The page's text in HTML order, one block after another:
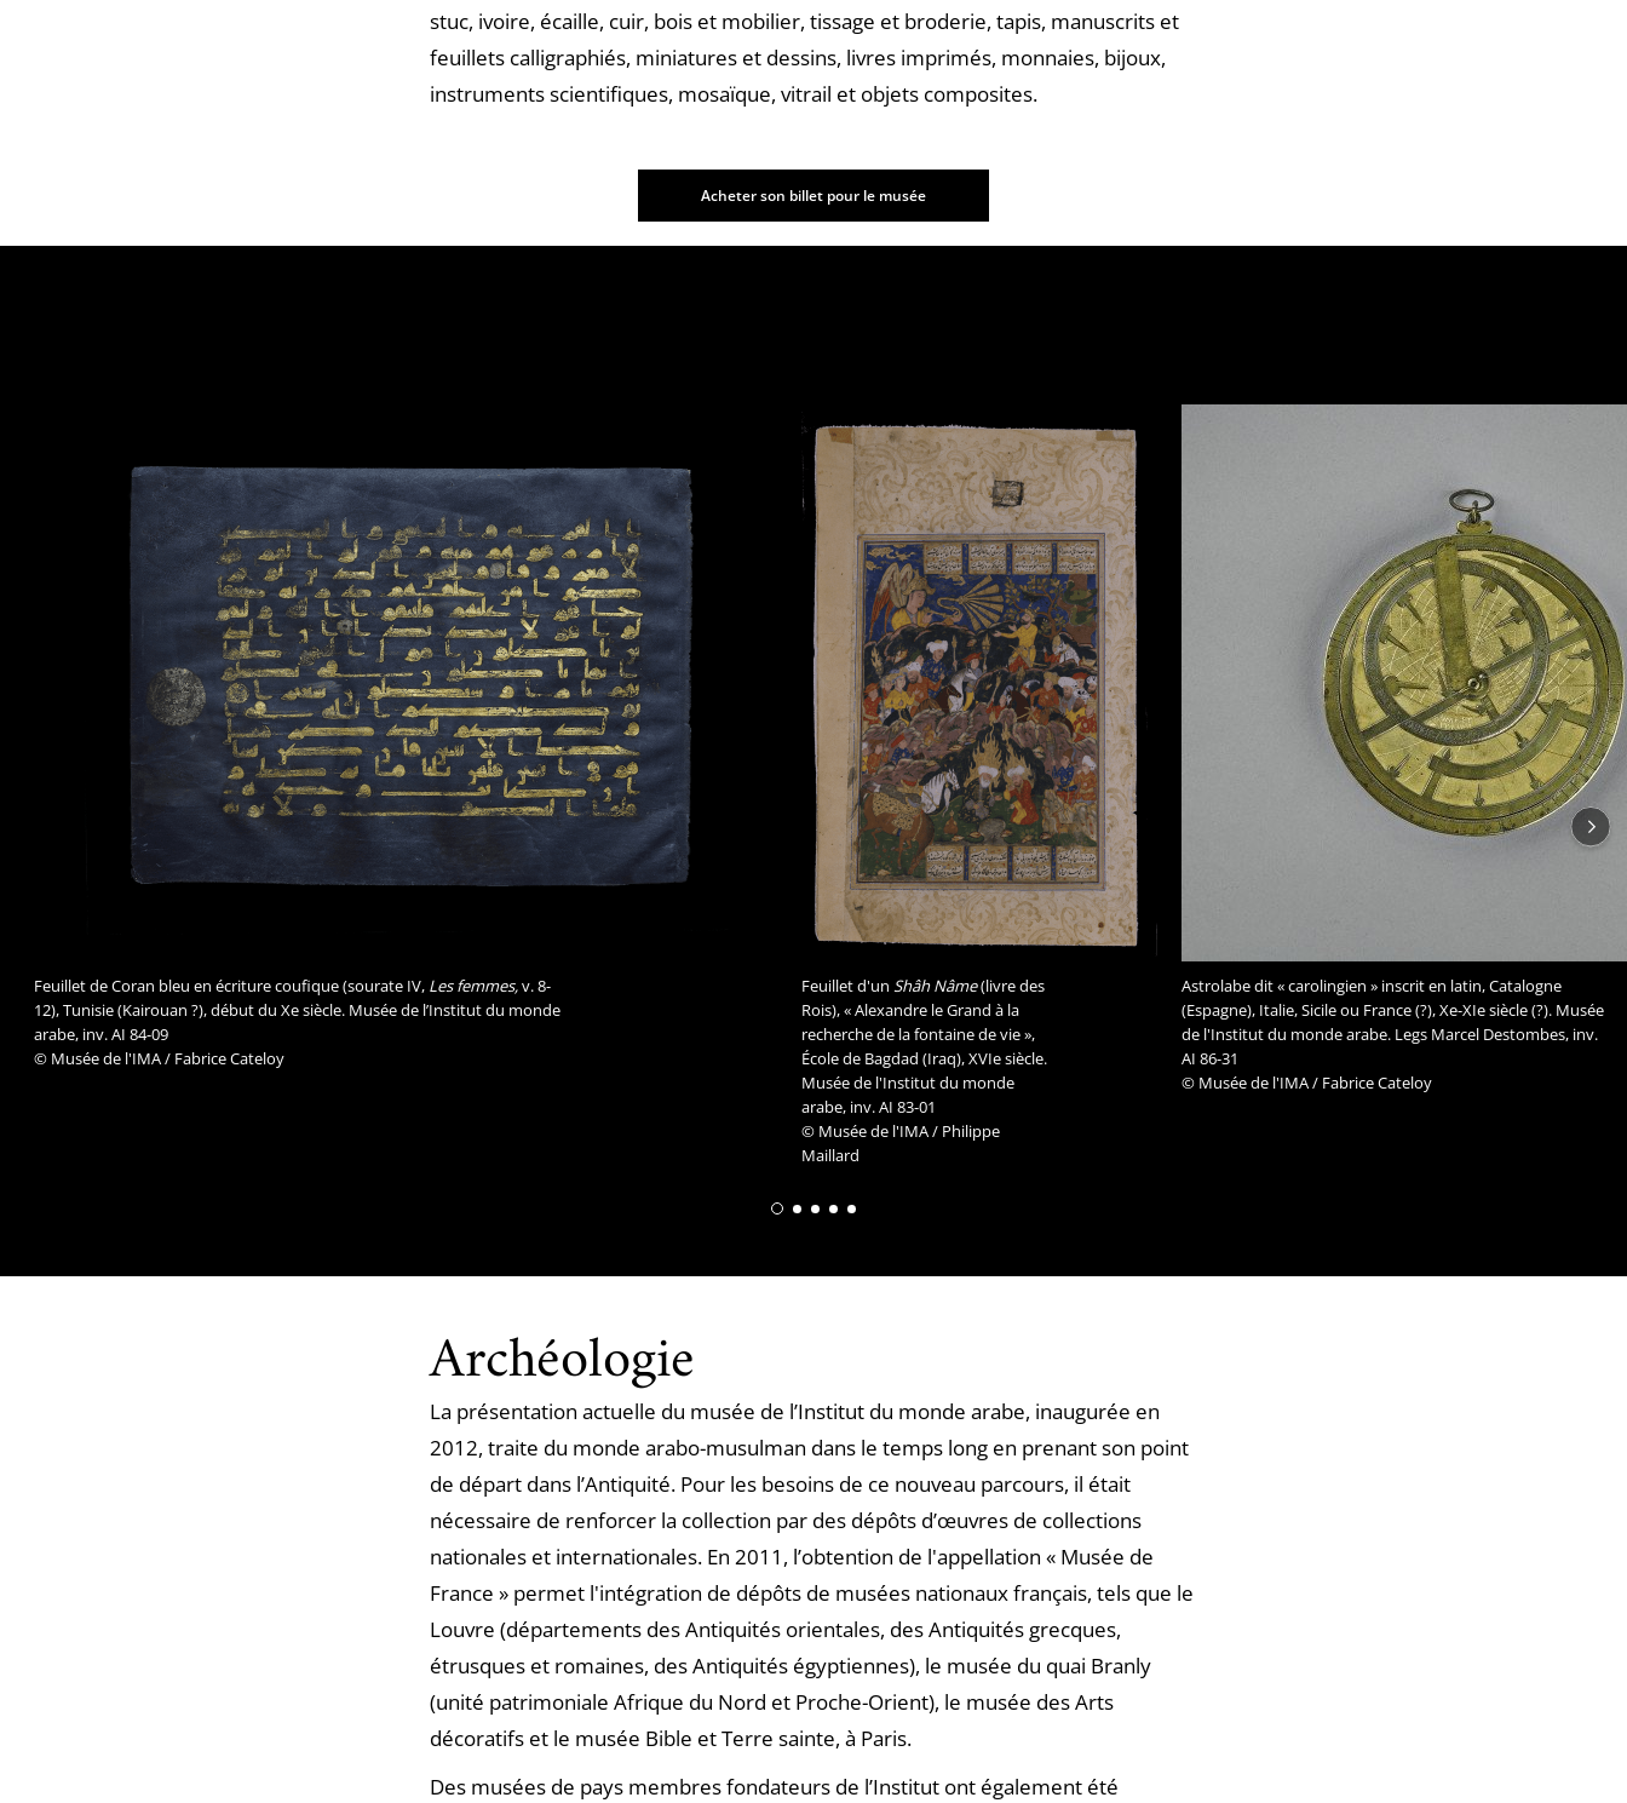
stuc, ivoire, écaille, cuir, bois et mobilier, tissage et broderie, tapis, manuscrits et
feuillets calligraphiés, miniatures et dessins, livres imprimés, monnaies, bijoux,
instruments scientifiques, mosaïque, vitrail et objets composites.
Acheter son billet pour le musée
Feuillet de Coran bleu en écriture coufique (sourate IV, Les femmes,v. 8-
12), Tunisie (Kairouan ?), début du Xe siècle. Musée de l’Institut du monde
arabe, inv. AI 84-09
© Musée de l'IMA / Fabrice Cateloy
Feuillet d'un Shâh Nâme(livre des
Rois), « Alexandre le Grand à la
recherche de la fontaine de vie »,
École de Bagdad (Iraq), XVIe siècle.
Musée de l'Institut du monde
arabe, inv. AI 83-01
© Musée de l'IMA / Philippe
Maillard
Astrolabe dit « carolingien » inscrit en latin, Catalogne
(Espagne), Italie, Sicile ou France (?), Xe-XIe siècle (?). Musée
de l'Institut du monde arabe. Legs Marcel Destombes, inv.
AI 86-31
© Musée de l'IMA / Fabrice Cateloy
Archéologie
La présentation actuelle du musée de l’Institut du monde arabe, inaugurée en
2012, traite du monde arabo-musulman dans le temps long en prenant son point
de départ dans l’Antiquité. Pour les besoins de ce nouveau parcours, il était
nécessaire de renforcer la collection par des dépôts d’œuvres de collections
nationales et internationales. En 2011, l’obtention de l'appellation « Musée de
France » permet l'intégration de dépôts de musées nationaux français, tels que le
Louvre (départements des Antiquités orientales, des Antiquités grecques,
étrusques et romaines, des Antiquités égyptiennes), le musée du quai Branly
(unité patrimoniale Afrique du Nord et Proche-Orient), le musée des Arts
décoratifs et le musée Bible et Terre sainte, à Paris.
Des musées de pays membres fondateurs de l’Institut ont également été